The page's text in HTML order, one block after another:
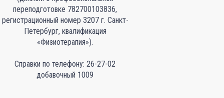
переподготовке 782700103836,
регистрационный номер 3207 г. Санкт-
Петербург, квалификация
«Физиотерапия»).
Справки по телефону: 26-27-02
добавочный 1009